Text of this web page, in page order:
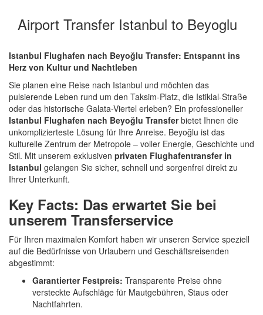
Airport Transfer Istanbul to Beyoglu
Istanbul Flughafen nach Beyoğlu Transfer: Entspannt ins
Herz von Kultur und Nachtleben
Sie planen eine Reise nach Istanbul und möchten das
pulsierende Leben rund um den Taksim-Platz, die Istiklal-Straße
oder das historische Galata-Viertel erleben? Ein professioneller
Istanbul Flughafen nach Beyoğlu Transferbietet Ihnen die
unkomplizierteste Lösung für Ihre Anreise. Beyoğlu ist das
kulturelle Zentrum der Metropole – voller Energie, Geschichte und
Stil. Mit unserem exklusiven privaten Flughafentransfer in
Istanbul gelangen Sie sicher, schnell und sorgenfrei direkt zu
Ihrer Unterkunft.
Key Facts: Das erwartet Sie bei
unserem Transferservice
Für Ihren maximalen Komfort haben wir unseren Service speziell
auf die Bedürfnisse von Urlaubern und Geschäftsreisenden
abgestimmt:
Garantierter Festpreis: Transparente Preise ohne
versteckte Aufschläge für Mautgebühren, Staus oder
Nachtfahrten.